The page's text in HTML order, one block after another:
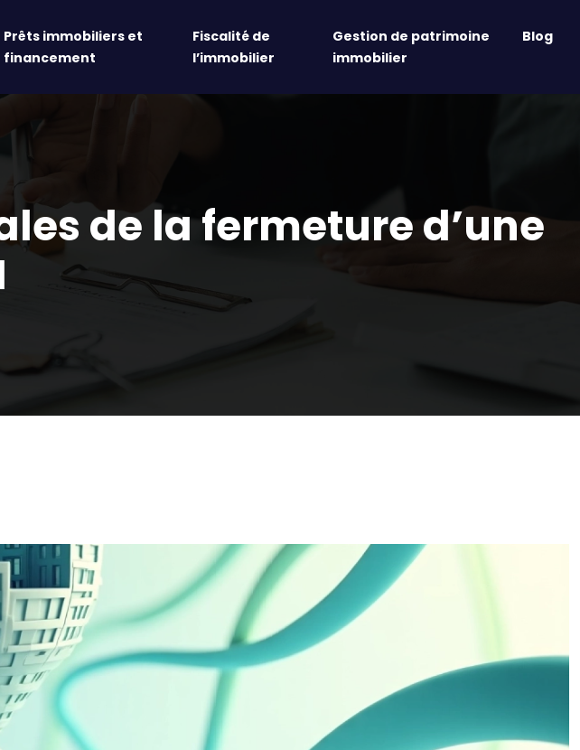
Prêts immobiliers et
financement
Fiscalité de
l’immobilier
Gestion de patrimoine
immobilier
Blog
de la fermeture d’une